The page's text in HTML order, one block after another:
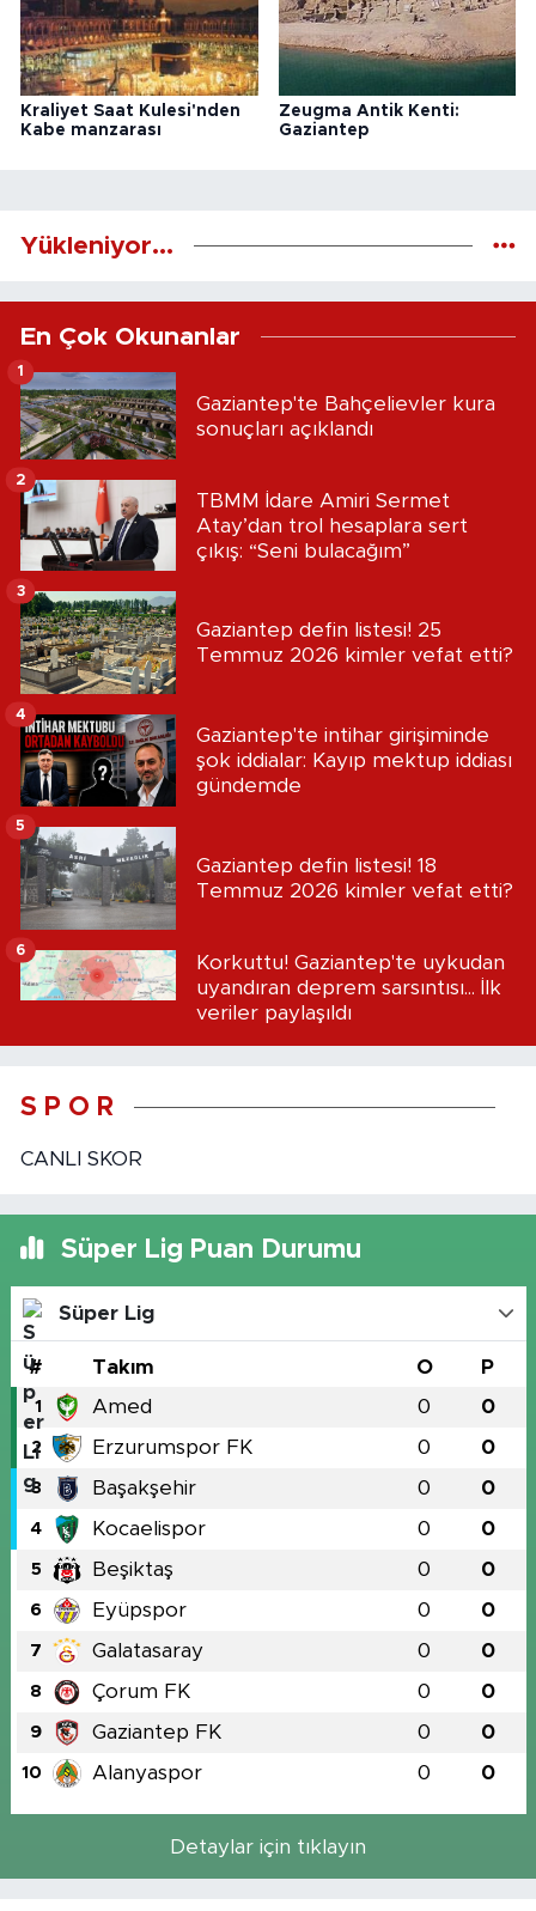
Kraliyet Saat Kulesi'nden
Kabe manzarası
Zeugma Antik Kenti:
Gaziantep
Yükleniyor...
En Çok Okunanlar
Gaziantep'te Bahçelievler kura
sonuçları açıklandı
1
TBMM İdare Amiri Sermet
Atay’dan trol hesaplara sert
çıkış: “Seni bulacağım”
2
Gaziantep defin listesi! 25
Temmuz 2026 kimler vefat etti?
3
Gaziantep'te intihar girişiminde
şok iddialar: Kayıp mektup iddiası
gündemde
4
Gaziantep defin listesi! 18
Temmuz 2026 kimler vefat etti?
5
Korkuttu! Gaziantep'te uykudan
uyandıran deprem sarsıntısı... İlk
veriler paylaşıldı
6
S P O R
CANLI SKOR
Süper Lig Puan Durumu
Süper Lig
# Takım O P
1 Amed 0 0
2 Erzurumspor FK 0 0
3 Başakşehir 0 0
4 Kocaelispor 0 0
5 Beşiktaş 0 0
6 Eyüpspor 0 0
7 Galatasaray 0 0
8 Çorum FK 0 0
9 Gaziantep FK 0 0
10 Alanyaspor 0 0
Detaylar için tıklayın